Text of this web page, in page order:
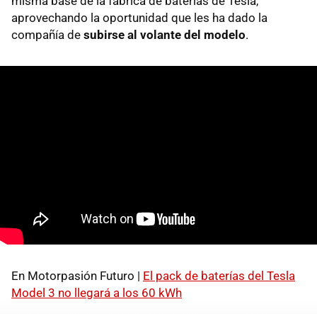
aprovechando la oportunidad que les ha dado la
compañía de subirse al volante del modelo.
En Motorpasión Futuro | El pack de baterías del Tesla
Model 3 no llegará a los 60 kWh